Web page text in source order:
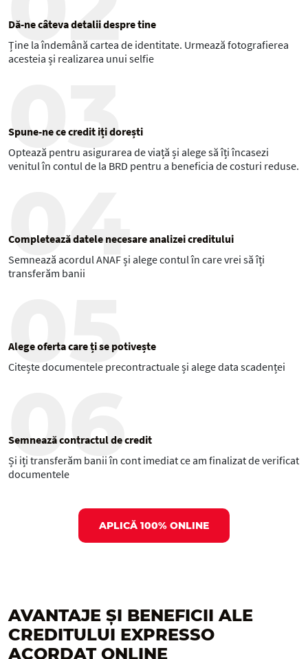
refinanțare), fără alt co-împrumutat
- Poți opta chiar și pentru o asigurare de viață împreună cu
creditul tău care să te ajute în cazul unor situații neprevăzute
- Dacă ai nevoie de suport poți consulta ghidul
Dă-ne câteva detalii despre tine
Ține la îndemână cartea de identitate. Urmează fotografierea
acesteia și realizarea unui selfie
03
Spune-ne ce credit iți dorești
Optează pentru asigurarea de viață și alege să îți încasezi
venitul în contul de la BRD pentru a beneficia de costuri reduse.
04
Completează datele necesare analizei creditului
Semnează acordul ANAF și alege contul în care vrei să îți
transferăm banii
05
Alege oferta care ți se potivește
Citește documentele precontractuale și alege data scadenței
06
Semnează contractul de credit
Și iți transferăm banii în cont imediat ce am finalizat de verificat
documentele
APLICĂ 100% ONLINE
AVANTAJE ȘI BENEFICII ALE
CREDITULUI EXPRESSO
ACORDAT ONLINE